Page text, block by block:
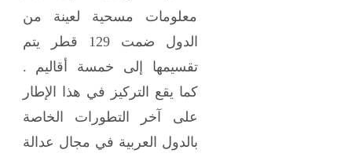
معلومات مسحية لعينة من
الدول ضمت 129 قطر يتم
تقسيمها إلى خمسة أقاليم .
كما يقع التركيز في هذا الإطار
على آخر التطورات الخاصة
بالدول العربية في مجال عدالة